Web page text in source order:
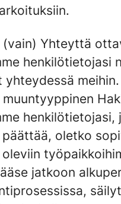
Yhteyttä
henkilötietojasi
yhteydessä meihin.
henkilötietojasi,
oletko
jatkoon